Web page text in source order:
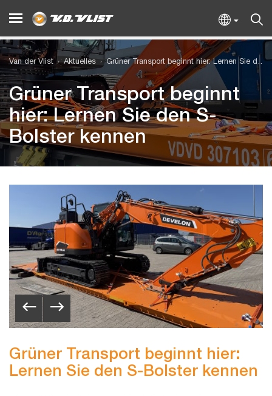
Van der Vlist Aktuelles Grüner Transport beginnt hier: Lernen Sie den S-Bolster kennen
Grüner Transport beginnt
hier: Lernen Sie den S-
Bolster kennen
Grüner Transport beginnt hier:
Lernen Sie den S-Bolster kennen